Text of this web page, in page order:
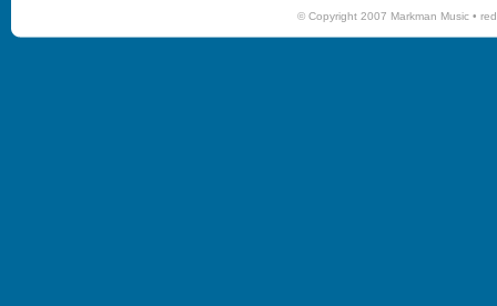
© Copyright 2007 Markman Music •